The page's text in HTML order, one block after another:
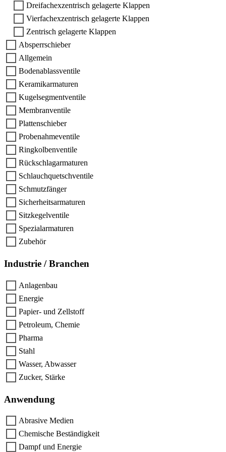
Dreifachexzentrisch gelagerte Klappen
Vierfachexzentrisch gelagerte Klappen
Zentrisch gelagerte Klappen
Absperrschieber
Allgemein
Bodenablassventile
Keramikarmaturen
Kugelsegmentventile
Membranventile
Plattenschieber
Probenahmeventile
Ringkolbenventile
Rückschlagarmaturen
Schlauchquetschventile
Schmutzfänger
Sicherheitsarmaturen
Sitzkegelventile
Spezialarmaturen
Zubehör
Industrie / Branchen
Anlagenbau
Energie
Papier- und Zellstoff
Petroleum, Chemie
Pharma
Stahl
Wasser, Abwasser
Zucker, Stärke
Anwendung
Abrasive Medien
Chemische Beständigkeit
Dampf und Energie